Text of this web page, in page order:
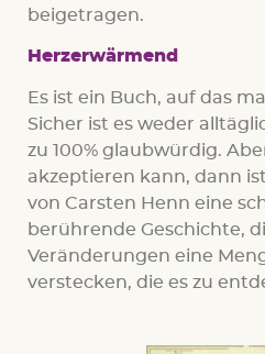
beigetragen.
Herzerwärmend
Es ist ein Buch, auf das
Sicher ist es weder
zu 100% glaubwürdig.
akzeptieren kann, dann
von Carsten Henn eine
berührende Geschichte,
Veränderungen eine
verstecken, die es zu